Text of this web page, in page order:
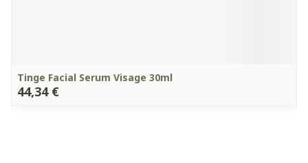
Tinge Facial Serum Visage 30ml
44,34 €